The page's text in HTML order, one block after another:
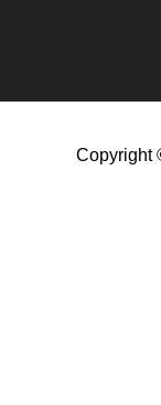
Copyright